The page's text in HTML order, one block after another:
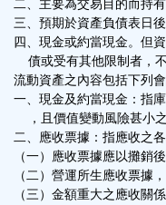
二、主要為交易目的而持有
三、預期於資產負債表日
四、現金或約當現金。但
債或受有其他限制者，不
流動資產之內容包括下列會
一、現金及約當現金：指
，且價值變動風險甚小
二、應收票據：指應收之
（一）應收票據應以攤銷
（二）營運所生應收票據
（三）金額重大之應收關